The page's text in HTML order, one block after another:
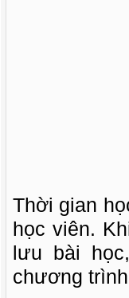
Thời gian
học viên.
lưu bài
chương